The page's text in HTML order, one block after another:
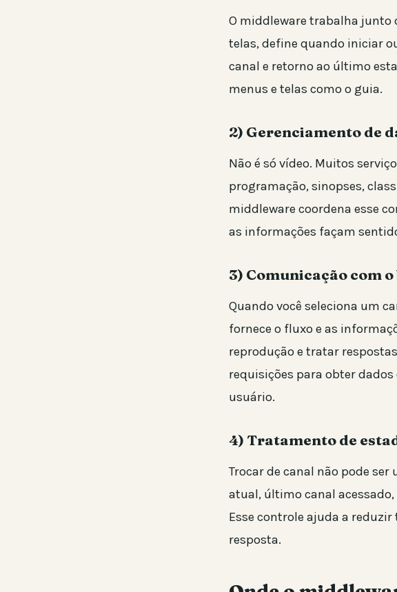
O middleware trabalha junto
telas, define quando iniciar
canal e retorno ao último
menus e telas como o guia.
2) Gerenciamento de
Não é só vídeo. Muitos
programação, sinopses,
middleware coordena esse
as informações façam
3) Comunicação com
Quando você seleciona um
fornece o fluxo e as
reprodução e tratar
requisições para obter
usuário.
4) Tratamento de
Trocar de canal não pode
atual, último canal
Esse controle ajuda a
resposta.